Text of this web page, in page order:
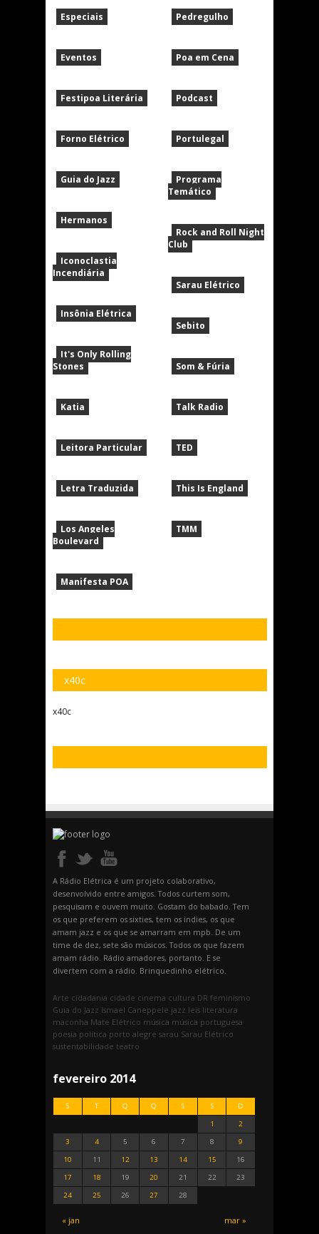
Especiais
Eventos
Festipoa Literária
Forno Elétrico
Guia do Jazz
Hermanos
Iconoclastia
Incendiária
Insônia Elétrica
It's Only Rolling
Stones
Katia
Leitora Particular
Letra Traduzida
Los Angeles
Boulevard
Manifesta POA
Pedregulho
Poa em Cena
Podcast
Portulegal
Programa
Temático
Rock and Roll Night
Club
Sarau Elétrico
Sebito
Som & Fúria
Talk Radio
TED
This Is England
TMM
x40c
x40c
A Rádio Elétrica é um projeto colaborativo,
desenvolvido entre amigos. Todos curtem som,
pesquisam e ouvem muito. Gostam do babado. Tem
os que preferem os sixties, tem os indies, os que
amam jazz e os que se amarram em mpb. De um
time de dez, sete são músicos. Todos os que fazem
amam rádio. Rádio amadores, portanto. E se
divertem com a rádio. Brinquedinho elétrico.
Arte cidadania cidade cinema cultura DR feminismo
Guia do Jazz Ismael Caneppele jazz leis literatura
maconha Mate Elétrico música música portuguesa
poesia política porto alegre sarau Sarau Elétrico
sustentabilidade teatro
fevereiro 2014
S T Q Q S S D
« jan mar »
1
2
3
4 5 6 7 8
9
10
11 12 13 14 15
16
17
18 19 20 21 22
23
24
25 26 27 28